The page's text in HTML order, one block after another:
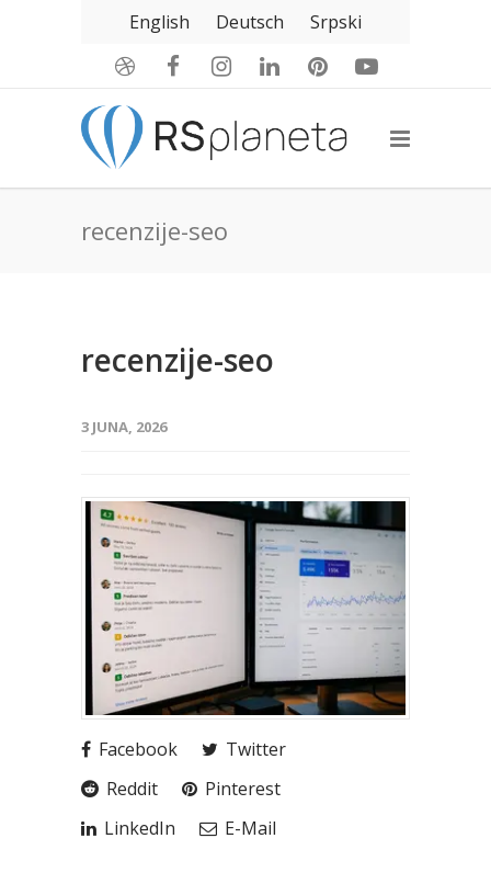
English Deutsch Srpski
recenzije-seo
recenzije-seo
3 JUNA, 2026
Facebook
Twitter
Reddit
Pinterest
LinkedIn
E-Mail